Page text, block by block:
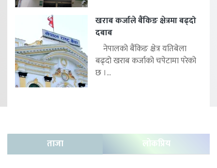
खराब कर्जाले बैंकिङ क्षेत्रमा बढ्दो
दबाब
नेपालको बैंकिङ क्षेत्र यतिबेला
बढ्दो खराब कर्जाको चपेटामा परेको
छ ।...
ताजा लोकप्रिय